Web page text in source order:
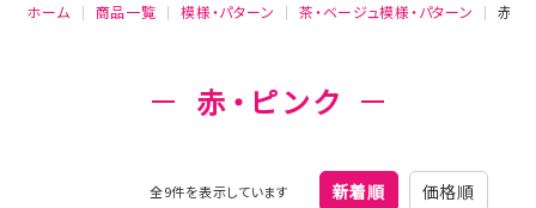
ホーム 商品一覧 模様・パターン 茶・ベージュ模様・パターン 赤・
赤・ピンク
新着順 価格順
全9件を表示しています